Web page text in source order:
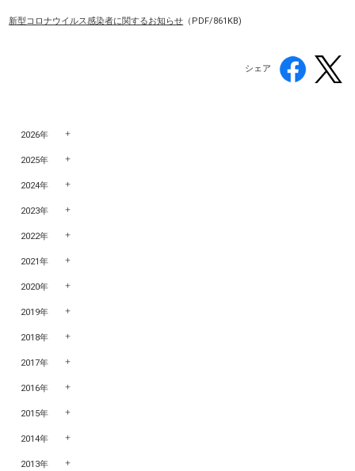
新型コロナウイルス感染者に関するお知らせ （PDF/861KB)
シェア
2026年
2025年
2024年
2023年
2022年
2021年
2020年
2019年
2018年
2017年
2016年
2015年
2014年
2013年